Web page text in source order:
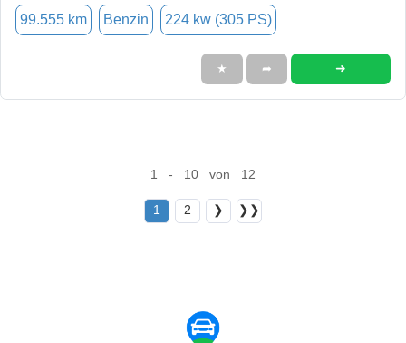
99.555 km Benzin 224 kw (305 PS)
★ ➦ ➜
1 - 10 von 12
1 2 ❯ ❯❯